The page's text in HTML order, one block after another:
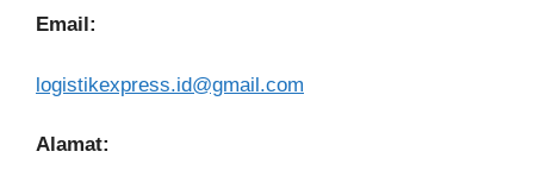
Email:
logistikexpress.id@gmail.com
Alamat: